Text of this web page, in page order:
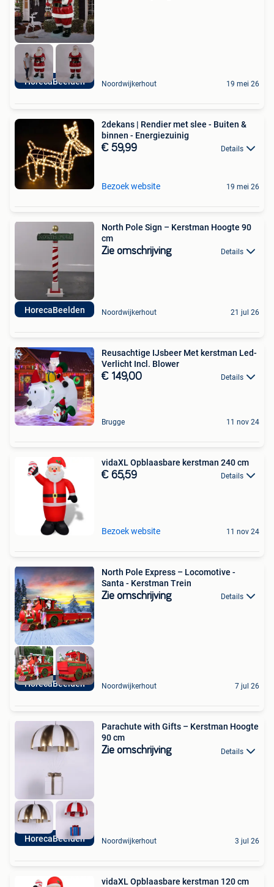
HorecaBeelden Noordwijkerhout 19 mei 26
2dekans | Rendier met slee - Buiten &
binnen - Energiezuinig
€ 59,99 Details
Bezoek website 19 mei 26
HorecaBeelden
North Pole Sign – Kerstman Hoogte 90
cm
Zie omschrijving Details
Noordwijkerhout 21 jul 26
Reusachtige IJsbeer Met kerstman Led-
Verlicht Incl. Blower
€ 149,00 Details
Brugge 11 nov 24
vidaXL Opblaasbare kerstman 240 cm
€ 65,59 Details
Bezoek website 11 nov 24
HorecaBeelden
North Pole Express – Locomotive -
Santa - Kerstman Trein
Zie omschrijving Details
Noordwijkerhout 7 jul 26
HorecaBeelden
Parachute with Gifts – Kerstman Hoogte
90 cm
Zie omschrijving Details
Noordwijkerhout 3 jul 26
vidaXL Opblaasbare kerstman 120 cm